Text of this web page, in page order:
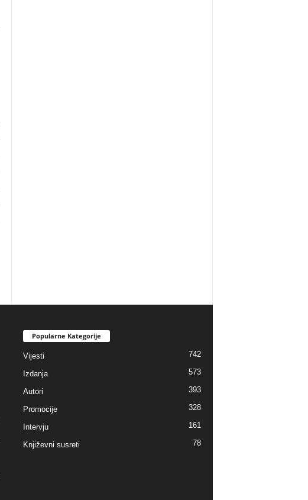
Popularne Kategorije
Vijesti 742
Izdanja 573
Autori 393
Promocije 328
Intervju 161
Književni susreti 78